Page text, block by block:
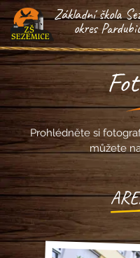
Základní škola
okres
Prohlédněte si
můžete